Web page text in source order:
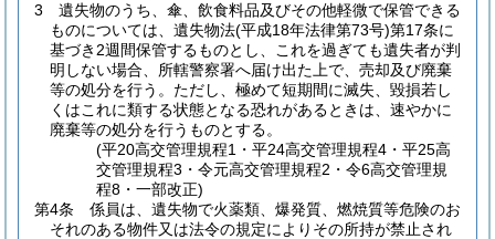
3
遺失物のうち、傘、飲食料品及びその他軽微で保管できる
ものについては、遺失物法(平成18年法律第73号)第17条に
基づき2週間保管するものとし、これを過ぎても遺失者が判
明しない場合、所轄警察署へ届け出た上で、売却及び廃棄
等の処分を行う。 ただし、極めて短期間に滅失、毀損若し
くはこれに類する状態となる恐れがあるときは、速やかに
廃棄等の処分を行うものとする。
(平20高交管理規程1・平24高交管理規程4・平25高
交管理規程3・令元高交管理規程2・令6高交管理規
程8・一部改正)
第4条
係員は、遺失物で火薬類、爆発質、燃焼質等危険のお
それのある物件又は法令の規定によりその所持が禁止され